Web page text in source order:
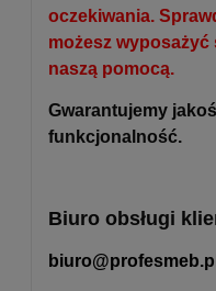
oczekiwania.
możesz wyposażyć
naszą pomocą.
Gwarantujemy
funkcjonalność.
Biuro obsługi
biuro@profesmeb.pl